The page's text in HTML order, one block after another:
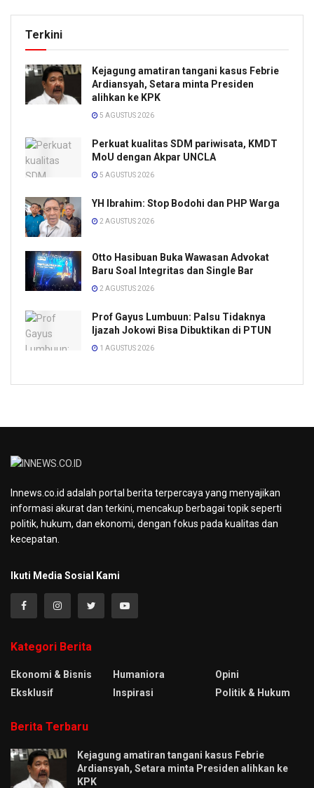
Terkini
Kejagung amatiran tangani kasus Febrie
Ardiansyah, Setara minta Presiden
alihkan ke KPK
5 AGUSTUS 2026
Perkuat kualitas SDM pariwisata, KMDT
MoU dengan Akpar UNCLA
5 AGUSTUS 2026
YH Ibrahim: Stop Bodohi dan PHP Warga
2 AGUSTUS 2026
Otto Hasibuan Buka Wawasan Advokat
Baru Soal Integritas dan Single Bar
2 AGUSTUS 2026
Prof Gayus Lumbuun: Palsu Tidaknya
Ijazah Jokowi Bisa Dibuktikan di PTUN
1 AGUSTUS 2026
Innews.co.id adalah portal berita terpercaya yang menyajikan
informasi akurat dan terkini, mencakup berbagai topik seperti
politik, hukum, dan ekonomi, dengan fokus pada kualitas dan
kecepatan.
Ikuti Media Sosial Kami
Kategori Berita
Ekonomi & Bisnis
Eksklusif
Humaniora
Inspirasi
Opini
Politik & Hukum
Berita Terbaru
Kejagung amatiran tangani kasus Febrie
Ardiansyah, Setara minta Presiden alihkan ke
KPK